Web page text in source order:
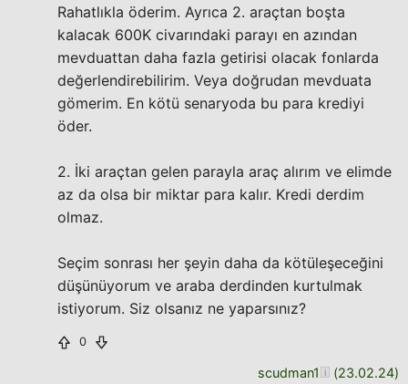
Rahatlıkla öderim. Ayrıca 2. araçtan boşta
kalacak 600K civarındaki parayı en azından
mevduattan daha fazla getirisi olacak fonlarda
değerlendirebilirim. Veya doğrudan mevduata
gömerim. En kötü senaryoda bu para krediyi
öder.
2. İki araçtan gelen parayla araç alırım ve elimde
az da olsa bir miktar para kalır. Kredi derdim
olmaz.
Seçim sonrası her şeyin daha da kötüleşeceğini
düşünüyorum ve araba derdinden kurtulmak
istiyorum. Siz olsanız ne yaparsınız?
0
scudman1 (23.02.24)